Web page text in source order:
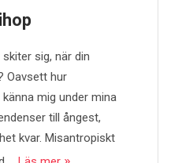
sig, när din
Oavsett hur
mig under mina
till ångest,
kvar. Misantropiskt